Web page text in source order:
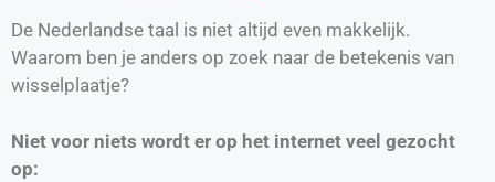
De Nederlandse taal is niet altijd even makkelijk.
Waarom ben je anders op zoek naar de betekenis van
wisselplaatje?
Niet voor niets wordt er op het internet veel gezocht
op: